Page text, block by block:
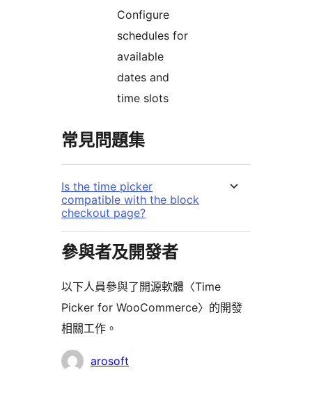
Configure
schedules for
available
dates and
time slots
常見問題集
Is the time picker
compatible with the block
checkout page?
參與者及開發者
以下人員參與了開源軟體〈Time
Picker for WooCommerce〉的開發
相關工作。
參
arosoft